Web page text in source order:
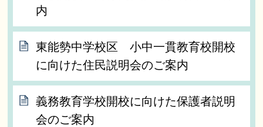
内
東能勢中学校区 小中一貫教育校開校
に向けた住民説明会のご案内
義務教育学校開校に向けた保護者説明
会のご案内